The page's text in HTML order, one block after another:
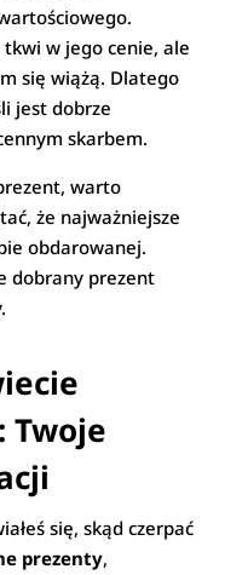
w jego cenie, ale
się wiążą. Dlatego
jest dobrze
skarbem.
warto
że najważniejsze
obdarowanej.
dobrany prezent
Twoje
się, skąd czerpać
prezenty,